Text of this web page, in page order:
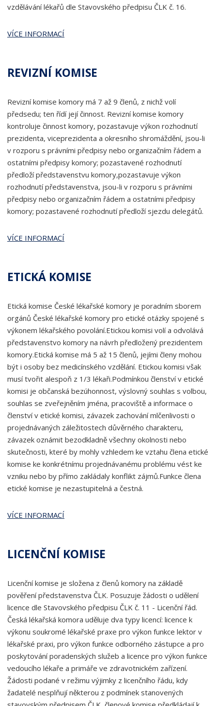
vzdělávání lékařů dle Stavovského předpisu ČLK č. 16.
VÍCE INFORMACÍ
REVIZNÍ KOMISE
Revizní komise komory má 7 až 9 členů, z nichž volí
předsedu; ten řídí její činnost. Revizní komise komory
kontroluje činnost komory, pozastavuje výkon rozhodnutí
prezidenta, viceprezidenta a okresního shromáždění, jsou-li
v rozporu s právními předpisy nebo organizačním řádem a
ostatními předpisy komory; pozastavené rozhodnutí
předloží představenstvu komory,pozastavuje výkon
rozhodnutí představenstva, jsou-li v rozporu s právními
předpisy nebo organizačním řádem a ostatními předpisy
komory; pozastavené rozhodnutí předloží sjezdu delegátů.
VÍCE INFORMACÍ
ETICKÁ KOMISE
Etická komise České lékařské komory je poradním sborem
orgánů České lékařské komory pro etické otázky spojené s
výkonem lékařského povolání.Etickou komisi volí a odvolává
představenstvo komory na návrh předložený prezidentem
komory.Etická komise má 5 až 15 členů, jejími členy mohou
být i osoby bez medicínského vzdělání. Etickou komisi však
musí tvořit alespoň z 1/3 lékaři.Podmínkou členství v etické
komisi je občanská bezúhonnost, výslovný souhlas s volbou,
souhlas se zveřejněním jména, pracoviště a informace o
členství v etické komisi, závazek zachování mlčenlivosti o
projednávaných záležitostech důvěrného charakteru,
závazek oznámit bezodkladně všechny okolnosti nebo
skutečnosti, které by mohly vzhledem ke vztahu člena etické
komise ke konkrétnímu projednávanému problému vést ke
vzniku nebo by přímo zakládaly konflikt zájmů.Funkce člena
etické komise je nezastupitelná a čestná.
VÍCE INFORMACÍ
LICENČNÍ KOMISE
Licenční komise je složena z členů komory na základě
pověření představenstva ČLK. Posuzuje žádosti o udělení
licence dle Stavovského předpisu ČLK č. 11 - Licenční řád.
Česká lékařská komora uděluje dva typy licencí: licence k
výkonu soukromé lékařské praxe pro výkon funkce lektor v
lékařské praxi, pro výkon funkce odborného zástupce a pro
poskytování poradenských služeb a licence pro výkon funkce
vedoucího lékaře a primáře ve zdravotnickém zařízení.
Žádosti podané v režimu výjimky z licenčního řádu, kdy
žadatelé nesplňují některou z podmínek stanovených